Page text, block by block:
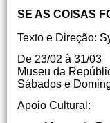
SE AS COISAS
Texto e Direção:
De 23/02 à 31/03
Museu da
Sábados e
Apoio Cultural: